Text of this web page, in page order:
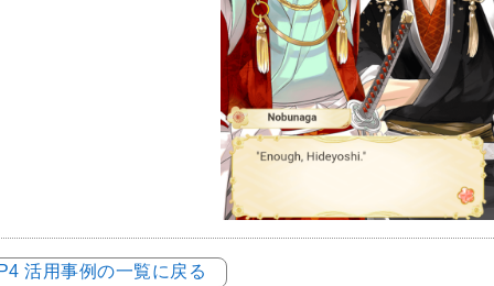
活用事例の一覧に戻る